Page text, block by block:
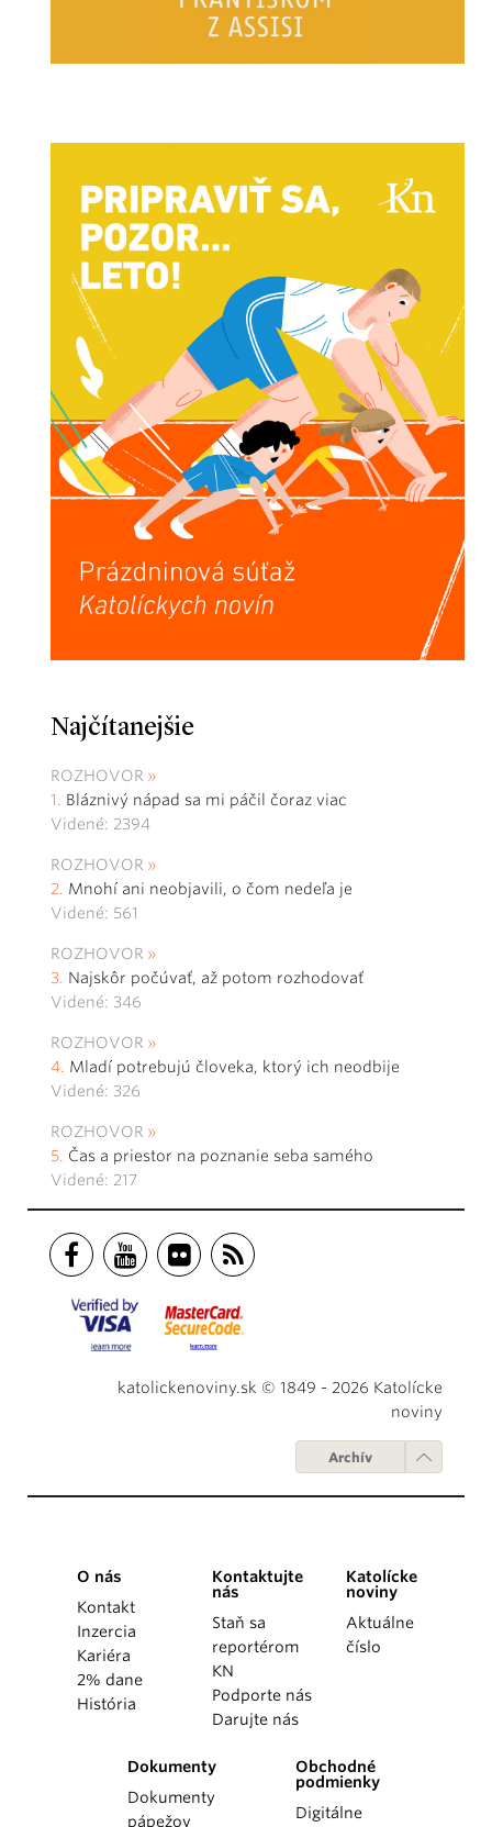
Najčítanejšie
ROZHOVOR
Bláznivý nápad sa mi páčil čoraz viac
Videné: 2394
ROZHOVOR
Mnohí ani neobjavili, o čom nedeľa je
Videné: 561
ROZHOVOR
Najskôr počúvať, až potom rozhodovať
Videné: 346
ROZHOVOR
Mladí potrebujú človeka, ktorý ich neodbije
Videné: 326
ROZHOVOR
Čas a priestor na poznanie seba samého
Videné: 217
katolickenoviny.sk © 1849 - 2026 Katolícke
noviny
Archív
O nás
Kontakt
Inzercia
Kariéra
2% dane
História
Kontaktujte
nás
Staň sa
reportérom
KN
Podporte nás
Darujte nás
Katolícke
noviny
Aktuálne
číslo
Dokumenty
Dokumenty
pápežov
Obchodné
podmienky
Digitálne